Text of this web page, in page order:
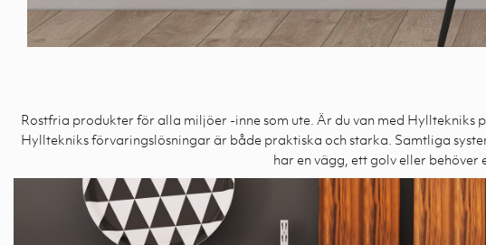
Rostfria produkter för alla miljöer -inne som ute. Är du van med
Hylltekniks förvaringslösningar är både praktiska och starka. Samtliga
har en vägg, ett golv eller